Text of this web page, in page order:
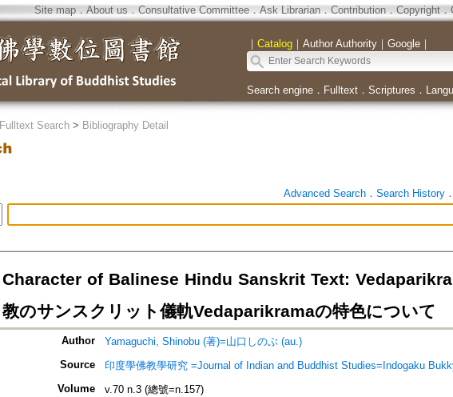
Site map．About us ． Consultative Committee． Ask Librarian． Contribution．Copyright．
｜ Catalog｜ Author Authority｜ Google｜
Search engine． Fulltext． Scriptures ．
Fulltext Search> Bibliography Detail
Advanced Search． Search History．
Character of Balinese Hindu Sanskrit Text:
教のサンスクリット儀軌Vedaparikramaの特色について
Author
Yamaguchi, Shinobu (著)=山口しのぶ (au.)
Source
印度學佛教學研究 =Journal of Indian and Buddhist Studies=Indogaku
Volume
v.70 n.3 (總號=n.157)